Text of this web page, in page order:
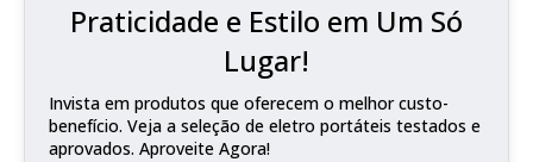
Praticidade e Estilo em Um Só
Lugar!
Invista em produtos que oferecem o melhor custo-
benefício. Veja a seleção de eletro portáteis testados e
aprovados. Aproveite Agora!